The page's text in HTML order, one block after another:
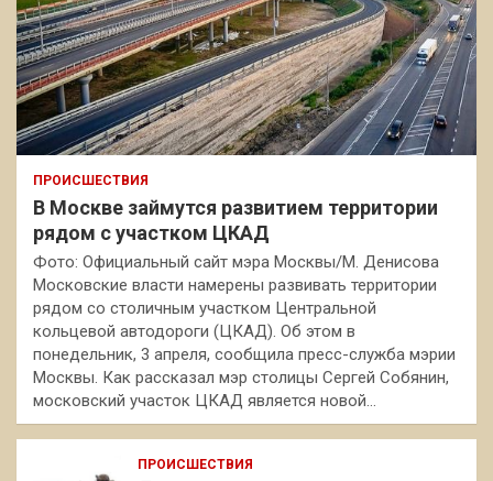
ПРОИСШЕСТВИЯ
В Москве займутся развитием территории
рядом с участком ЦКАД
Фото: Официальный сайт мэра Москвы/М. Денисова
Московские власти намерены развивать территории
рядом со столичным участком Центральной
кольцевой автодороги (ЦКАД). Об этом в
понедельник, 3 апреля, сообщила пресс-служба мэрии
Москвы. Как рассказал мэр столицы Сергей Собянин,
московский участок ЦКАД является новой…
ПРОИСШЕСТВИЯ